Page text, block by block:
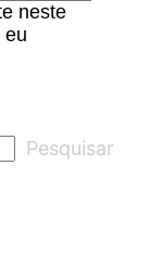
neste
eu
Pesquisar